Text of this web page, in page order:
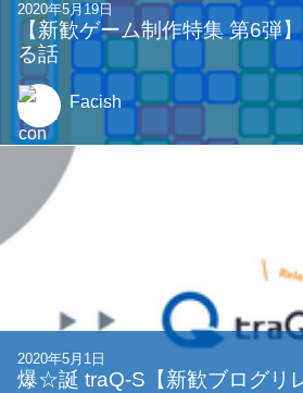
2020年5月19日
【新歓ゲーム制作特集 第6弾
る話
Facish
2020年5月1日
爆☆誕 traQ-S【新歓ブログリ